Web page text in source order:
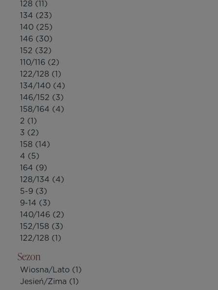
128 (11)
134 (23)
140 (25)
146 (30)
152 (32)
110/116 (2)
122/128 (1)
134/140 (4)
146/152 (3)
158/164 (4)
2 (1)
3 (2)
158 (14)
4 (5)
164 (9)
128/134 (4)
5-9 (3)
9-14 (3)
140/146 (2)
152/158 (3)
122/128 (1)
Sezon
Wiosna/Lato (1)
Jesień/Zima (1)